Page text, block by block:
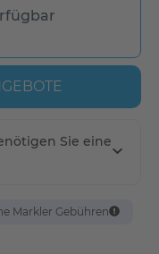
Sie eine
Markler Gebühren